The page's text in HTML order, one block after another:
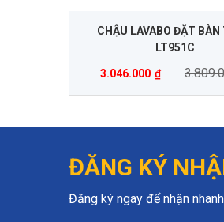
CHẬU LAVABO ĐẶT BÀN
LT951C
3.046.000 ₫
ĐĂNG KÝ
Đăng ký ngay để nhận